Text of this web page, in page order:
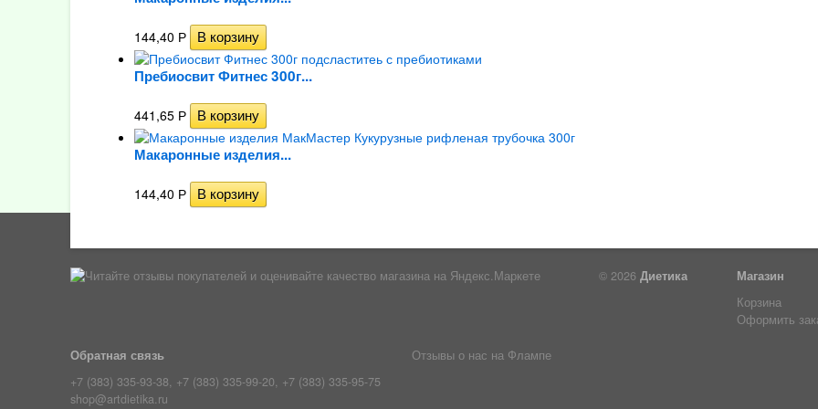
144,40 Р
Пребиосвит Фитнес 300г...
441,65 Р
Макаронные изделия...
144,40 Р
© 2026 Диетика
Магазин
Корзина
Оформить
Обратная связь
+7 (383) 335-93-38, +7 (383) 335-99-20, +7 (383) 335-95-75
shop@artdietika.ru
Отзывы о нас на Флампе